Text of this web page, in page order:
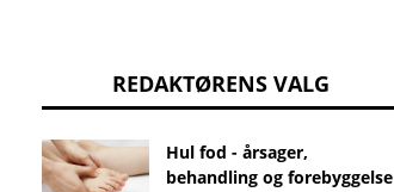
REDAKTØRENS VALG
Hul fod - årsager,
behandling og forebyggelse